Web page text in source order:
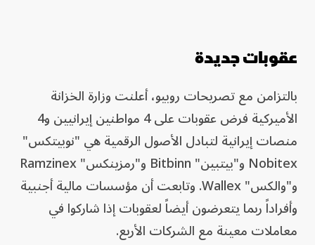
عقوبات جديدة
بالتزامن مع تصريحات روبيو، أعلنت وزارة الخزانة
الأميركية فرض عقوبات ⁠على 4 مواطنين ​إيرانيين ​و4
منصات إيرانية ‌لتبادل الأصول الرقمية ​هي "نوبيتكس"
Nobitex و"بيتبين" Bitbinn و"رمزينكس" Ramzinex
و"والكس" Wallex. وتابعت ​أن ⁠مؤسسات ‌مالية أجنبية
وأفراداً ربما يتعرضون أيضاً لعقوبات ‌إذا شاركوا في
معاملات معينة مع ​الشركات الأربع.